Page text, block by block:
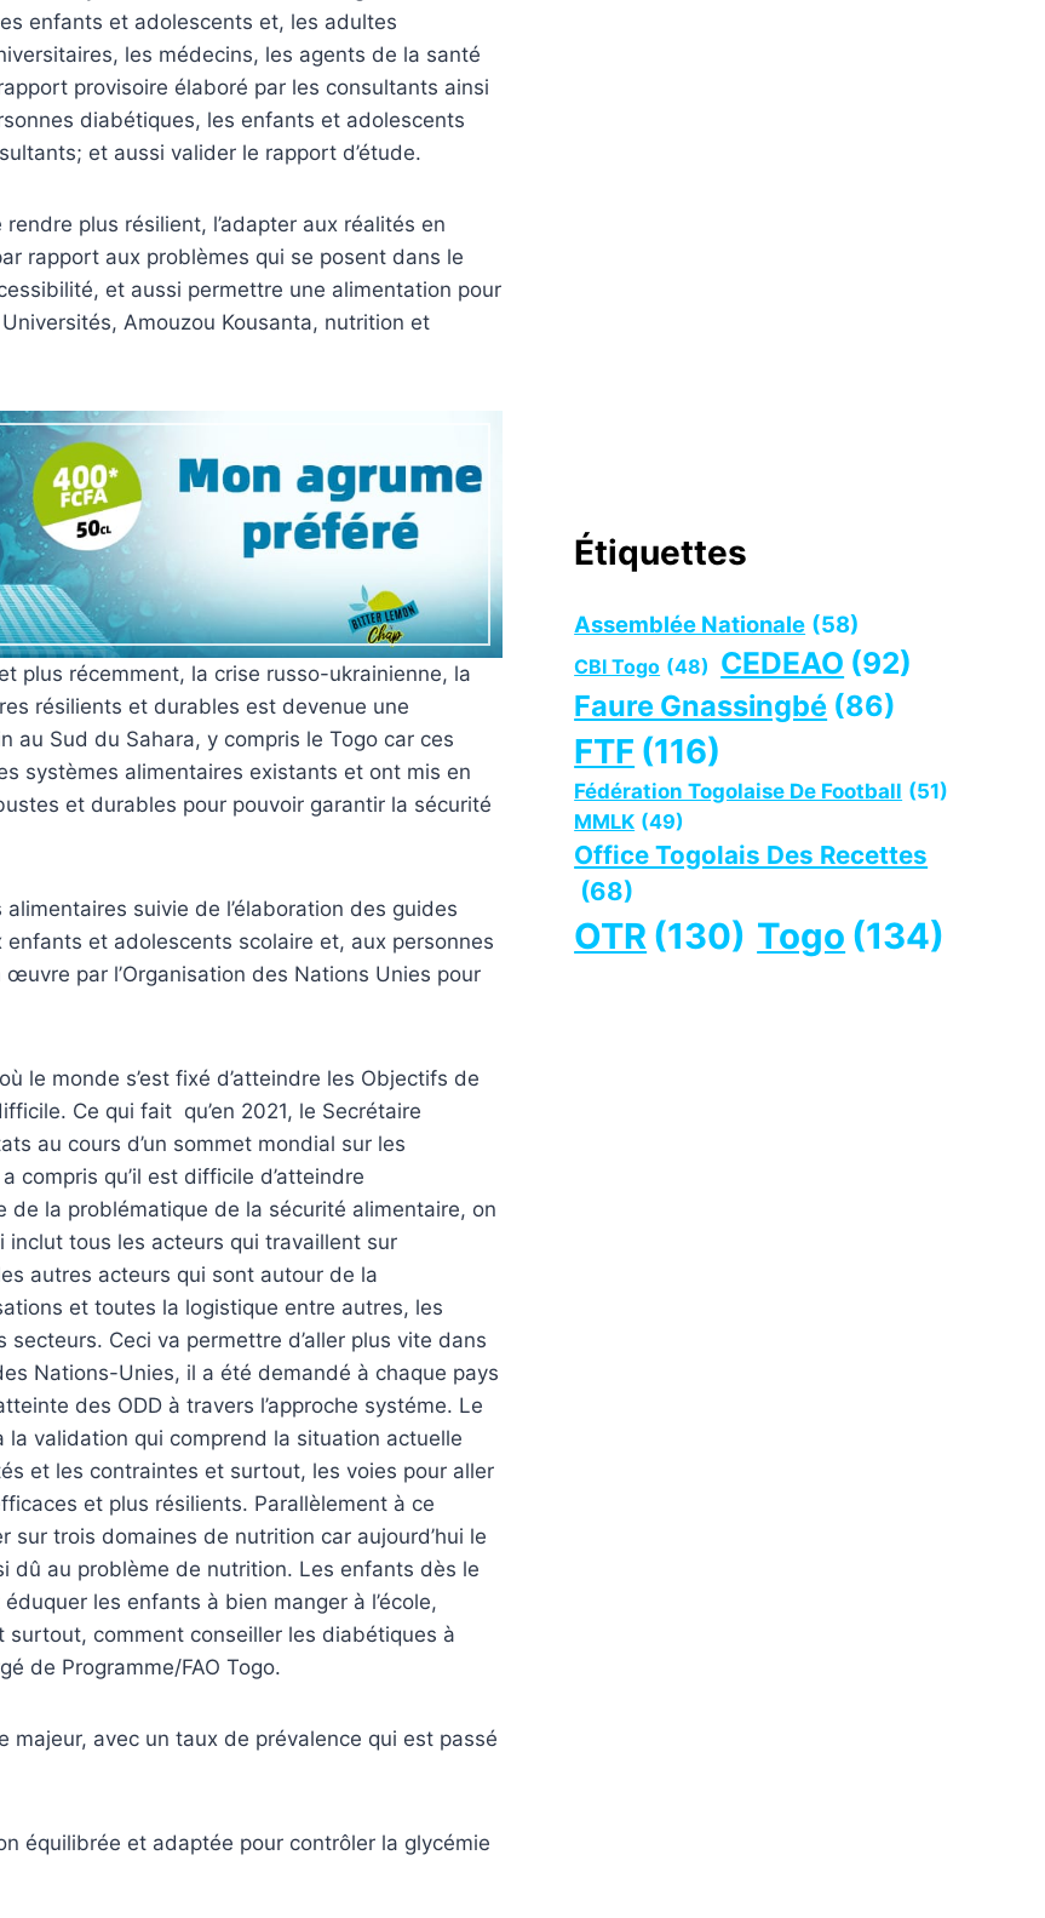
enfants et adolescents et, les adultes
les médecins, les agents de la santé
provisoire élaboré par les consultants ainsi
diabétiques, les enfants et adolescents
et aussi valider le rapport d’étude.
plus résilient, l’adapter aux réalités en
rapport aux problèmes qui se posent dans le
et aussi permettre une alimentation pour
Amouzou Kousanta, nutrition et
plus récemment, la crise russo-ukrainienne, la
résilients et durables est devenue une
au Sud du Sahara, y compris le Togo car ces
systèmes alimentaires existants et ont mis en
et durables pour pouvoir garantir la sécurité
suivie de l’élaboration des guides
et adolescents scolaire et, aux personnes
par l’Organisation des Nations Unies pour
le monde s’est fixé d’atteindre les Objectifs de
Ce qui fait qu’en 2021, le Secrétaire
au cours d’un sommet mondial sur les
compris qu’il est difficile d’atteindre
de la problématique de la sécurité alimentaire, on
tous les acteurs qui travaillent sur
autres acteurs qui sont autour de la
et toutes la logistique entre autres, les
Ceci va permettre d’aller plus vite dans
Nations-Unies, il a été demandé à chaque pays
des ODD à travers l’approche systéme. Le
la validation qui comprend la situation actuelle
et les contraintes et surtout, les voies pour aller
et plus résilients. Parallèlement à ce
trois domaines de nutrition car aujourd’hui le
dû au problème de nutrition. Les enfants dès le
les enfants à bien manger à l’école,
comment conseiller les diabétiques à
de Programme/FAO Togo.
avec un taux de prévalence qui est passé
équilibrée et adaptée pour contrôler la glycémie
Étiquettes
Assemblée Nationale (58)
CBI Togo (48) CEDEAO (92)
Faure Gnassingbé (86)
FTF (116)
Fédération Togolaise De Football (51)
MMLK (49)
Office Togolais Des Recettes
(68)
OTR (130) Togo (134)